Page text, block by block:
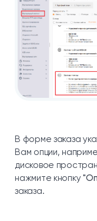
В форме заказа
Вам опции,
дисковое
нажмите кнопку
заказа.